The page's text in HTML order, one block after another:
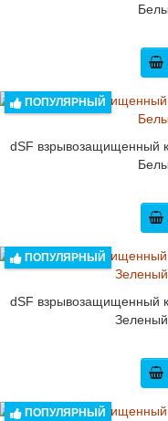
ПОПУЛЯРНЫЙ
dSF взрывозащищенный
ПОПУЛЯРНЫЙ
dSF взрывозащищенный
ПОПУЛЯРНЫЙ